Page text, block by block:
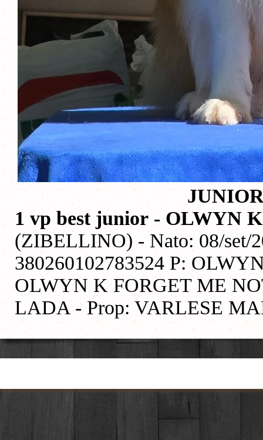
1 vp best junior - OLWYN
(ZIBELLINO) - Nato: 08/set/
380260102783524 P:
OLWYN K FORGET ME
LADA - Prop: VARLESE
Torna ai contenuti